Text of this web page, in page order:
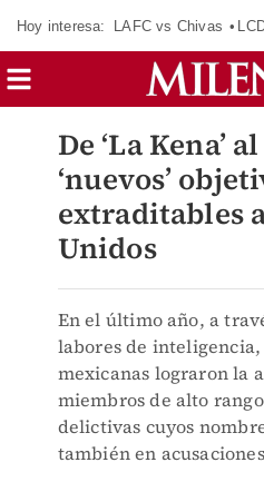
Hoy interesa: LAFC vs Chivas
De ‘La Kena’
‘nuevos’
extraditables
Unidos
En el último año, a
labores de
mexicanas lograron la
miembros de alto
delictivas cuyos
también en